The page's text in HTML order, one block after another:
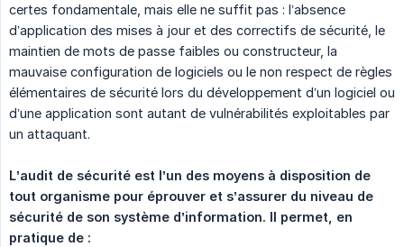
certes fondamentale, mais elle ne suffit pas : l’absence
d’application des mises à jour et des correctifs de sécurité, le
maintien de mots de passe faibles ou constructeur, la
mauvaise configuration de logiciels ou le non respect de règles
élémentaires de sécurité lors du développement d’un logiciel ou
d’une application sont autant de vulnérabilités exploitables par
un attaquant.
L’audit de sécurité est l’un des moyens à disposition de
tout organisme pour éprouver et s’assurer du niveau de
sécurité de son système d’information. Il permet, en
pratique de :